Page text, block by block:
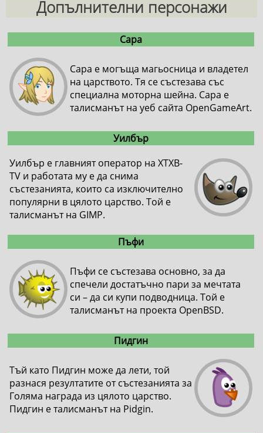
Допълнителни персонажи
Сара
Сара е могъща магьосница и владетел
на царството. Тя се състезава със
специална моторна шейна. Сара е
талисманът на уеб сайта OpenGameArt.
Уилбър
Уилбър е главният оператор на XTXB-
TV и работата му е да снима
състезанията, които са изключително
популярни в цялото царство. Той е
талисманът на GIMP.
Пъфи
Пъфи се състезава основно, за да
спечели достатъчно пари за мечтата
си – да си купи подводница. Той е
талисманът на проекта OpenBSD.
Пидгин
Тъй като Пидгин може да лети, той
разнася резултатите от състезанията за
Голяма награда из цялото царство.
Пидгин е талисманът на Pidgin.